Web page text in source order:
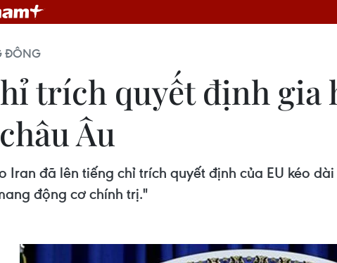
ĐÔNG
trích quyết định gia
Âu
Iran đã lên tiếng chỉ trích quyết định của EU kéo
động cơ chính trị."